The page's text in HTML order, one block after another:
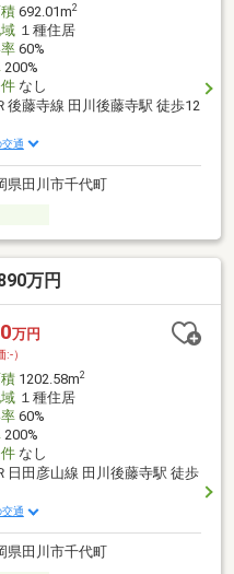
692.01m2
１種住居
60%
200%
なし
後藤寺線 田川後藤寺駅 徒歩12
通
県田川市千代町
万円
万円
:-）
1202.58m2
１種住居
60%
200%
なし
日田彦山線 田川後藤寺駅 徒歩
通
県田川市千代町